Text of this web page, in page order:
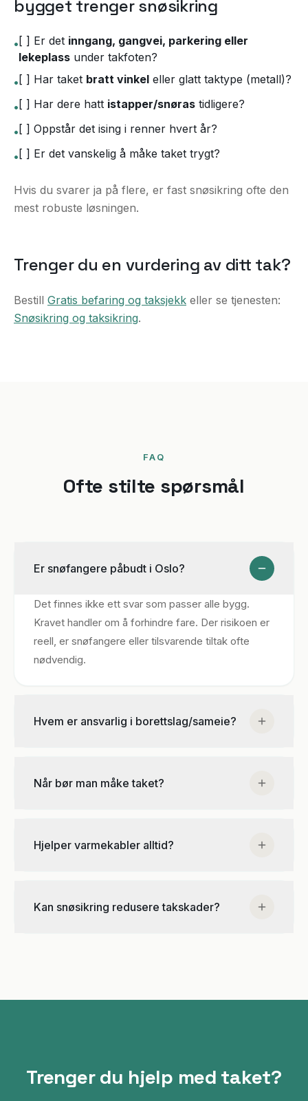
bygget trenger snøsikring
•[ ] Er det inngang, gangvei, parkering eller
lekeplass under takfoten?
•[ ] Har taket bratt vinkel eller glatt taktype (metall)?
•[ ] Har dere hatt istapper/snøras tidligere?
•[ ] Oppstår det ising i renner hvert år?
•[ ] Er det vanskelig å måke taket trygt?
Hvis du svarer ja på flere, er fast snøsikring ofte den
mest robuste løsningen.
Trenger du en vurdering av ditt tak?
Bestill Gratis befaring og taksjekk eller se tjenesten:
Snøsikring og taksikring.
FAQ
Ofte stilte spørsmål
Er snøfangere påbudt i Oslo?
Det finnes ikke ett svar som passer alle bygg.
Kravet handler om å forhindre fare. Der risikoen er
reell, er snøfangere eller tilsvarende tiltak ofte
nødvendig.
Hvem er ansvarlig i borettslag/sameie?
tiltak/rutiner. Det kan også være avtaler med
Når bør man måke taket?
vurdere fastmontert snøsikring.
Hjelper varmekabler alltid?
loftsventilasjon. Feil bruk kan gi mer smeltevann og
Kan snøsikring redusere takskader?
Trenger du hjelp med taket?